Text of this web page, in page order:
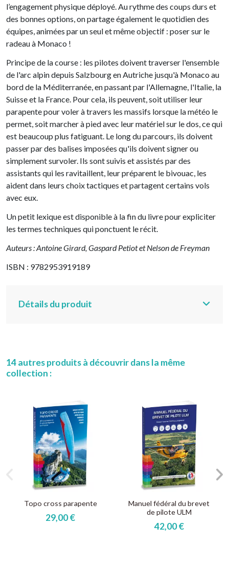
l’engagement physique déployé. Au rythme des coups durs et
des bonnes options, on partage également le quotidien des
équipes, animées par un seul et même objectif : poser sur le
radeau à Monaco !
Principe de la course : les pilotes doivent traverser l'ensemble
de l'arc alpin depuis Salzbourg en Autriche jusqu'à Monaco au
bord de la Méditerranée, en passant par l'Allemagne, l'Italie, la
Suisse et la France. Pour cela, ils peuvent, soit utiliser leur
parapente pour voler à travers les massifs lorsque la météo le
permet, soit marcher à pied avec leur matériel sur le dos, ce qui
est beaucoup plus fatiguant. Le long du parcours, ils doivent
passer par des balises imposées qu'ils doivent signer ou
simplement survoler. Ils sont suivis et assistés par des
assistants qui les ravitaillent, leur préparent le bivouac, les
aident dans leurs choix tactiques et partagent certains vols
avec eux.
Un petit lexique est disponible à la fin du livre pour expliciter
les termes techniques qui ponctuent le récit.
Auteurs : Antoine Girard, Gaspard Petiot et Nelson de Freyman
ISBN : 9782953919189
Détails du produit
14 autres produits à découvrir dans la même
collection :
Topo cross parapente
29,00 €
Manuel fédéral du brevet
de pilote ULM
42,00 €